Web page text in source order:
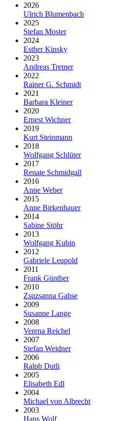
2026
Ulrich Blumenbach
2025
Stefan Moster
2024
Esther Kinsky
2023
Andreas Tretner
2022
Rainer G. Schmidt
2021
Barbara Kleiner
2020
Ernest Wichner
2019
Kurt Steinmann
2018
Wolfgang Schlüter
2017
Renate Schmidgall
2016
Anne Weber
2015
Anne Birkenhauer
2014
Sabine Stöhr
2013
Wolfgang Kubin
2012
Gabriele Leupold
2011
Frank Günther
2010
Zsuzsanna Gahse
2009
Susanne Lange
2008
Verena Reichel
2007
Stefan Weidner
2006
Ralph Dutli
2005
Elisabeth Edl
2004
Michael von Albrecht
2003
Hans Wolf